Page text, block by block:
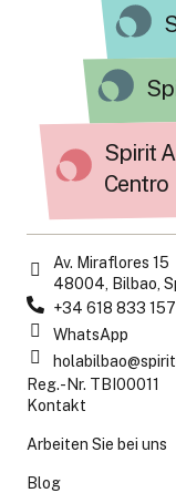
Spirit
Centro
Av. Miraflores 15
48004, Bilbao,
+34 618 833 157
WhatsApp
Reg.-Nr. TBI00011
Kontakt
Arbeiten Sie bei uns
Blog